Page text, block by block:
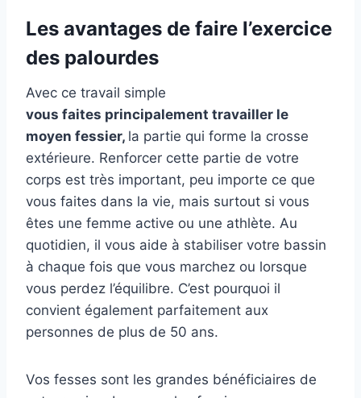
Les avantages de faire l’exercice
des palourdes
Avec ce travail simple
vous faites principalement travailler le
moyen fessier, la partie qui forme la crosse
extérieure. Renforcer cette partie de votre
corps est très important, peu importe ce que
vous faites dans la vie, mais surtout si vous
êtes une femme active ou une athlète. Au
quotidien, il vous aide à stabiliser votre bassin
à chaque fois que vous marchez ou lorsque
vous perdez l’équilibre. C’est pourquoi il
convient également parfaitement aux
personnes de plus de 50 ans.
Vos fesses sont les grandes bénéficiaires de